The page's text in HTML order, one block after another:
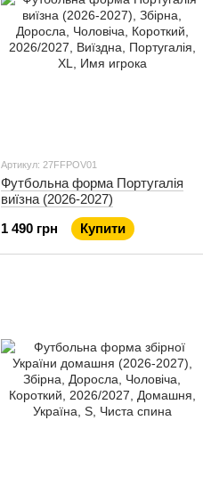
Артикул: 27FFPOV01
Футбольна форма Португалія
виїзна (2026-2027)
1 490 грн
Купити